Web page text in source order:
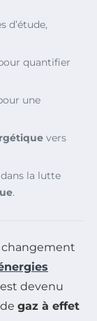
d’étude,
quantifier
une
vers
la lutte
.
est devenu
gaz à effet